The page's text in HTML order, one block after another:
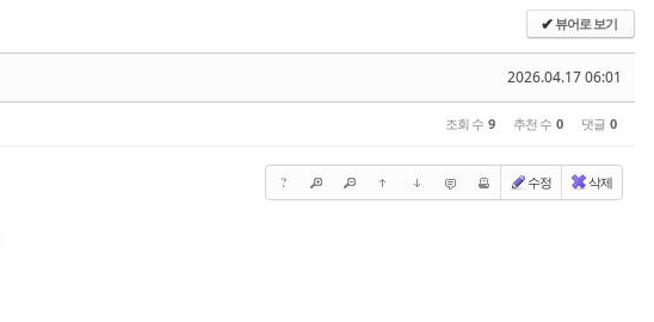
✔뷰어로 보기
2026.04.17 06:01
조회 수 9 추천 수 0 댓글 0
? 수정 삭제